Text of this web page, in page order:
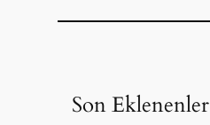
Son Eklenenler